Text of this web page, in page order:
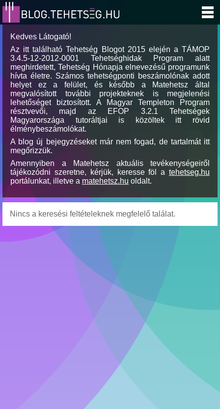
Kedves Látogató!
Az itt található Tehetség Blogot 2015 elején a TÁMOP
3.4.5-12-2012-0001 Tehetséghidak Program alatt
meghirdetett, Tehetség Hónapja elnevezésű programunk
hívta életre. Számos tehetségponti beszámolónak adott
helyet ez a felület, és később a Matehetsz által
megvalósított további projekteknek is megjelenési
lehetőséget biztosított. A Magyar Templeton Program
résztvevői, majd az EFOP 3.2.1 Tehetségek
Magyarországa tutoráltjai is közöltek itt rövid
élménybeszámolókat.
A blog új bejegyzéseket már nem fogad, de tartalmát itt
megőrizzük.
Amennyiben a Matehetsz aktuális tevékenységeiről
tájékozódni szeretne, kérjük, keresse föl a tehetseg.hu
portálunkat, illetve a matehetsz.hu oldalt.
Nincs a keresési feltételeknek megfelelő találat.